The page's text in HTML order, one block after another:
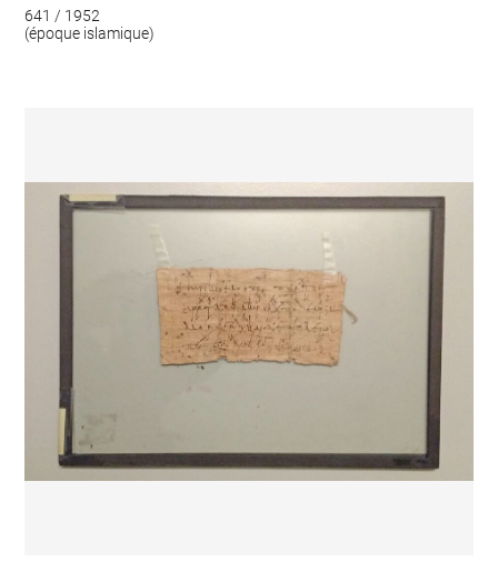
641 / 1952
(époque islamique)